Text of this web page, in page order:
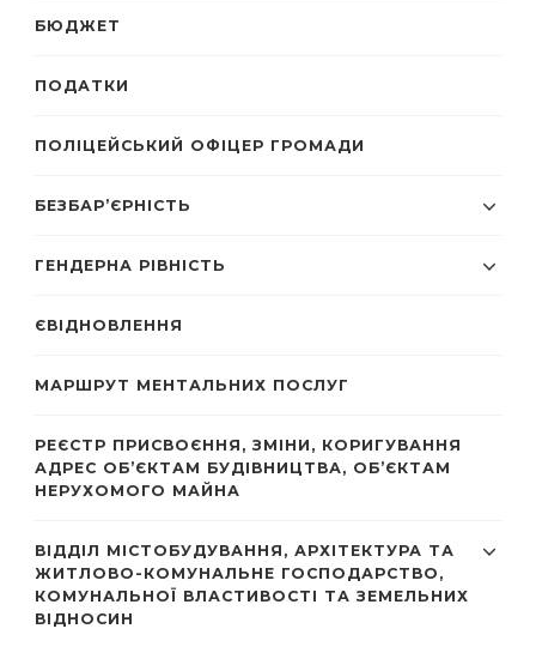
БЮДЖЕТ
ПОДАТКИ
ПОЛІЦЕЙСЬКИЙ ОФІЦЕР ГРОМАДИ
БЕЗБАР’ЄРНІСТЬ
ГЕНДЕРНА РІВНІСТЬ
ЄВІДНОВЛЕННЯ
МАРШРУТ МЕНТАЛЬНИХ ПОСЛУГ
РЕЄСТР ПРИСВОЄННЯ, ЗМІНИ, КОРИГУВАННЯ
АДРЕС ОБ’ЄКТАМ БУДІВНИЦТВА, ОБ’ЄКТАМ
НЕРУХОМОГО МАЙНА
ВІДДІЛ МІСТОБУДУВАННЯ, АРХІТЕКТУРА ТА
ЖИТЛОВО-КОМУНАЛЬНЕ ГОСПОДАРСТВО,
КОМУНАЛЬНОЇ ВЛАСТИВОСТІ ТА ЗЕМЕЛЬНИХ
ВІДНОСИН